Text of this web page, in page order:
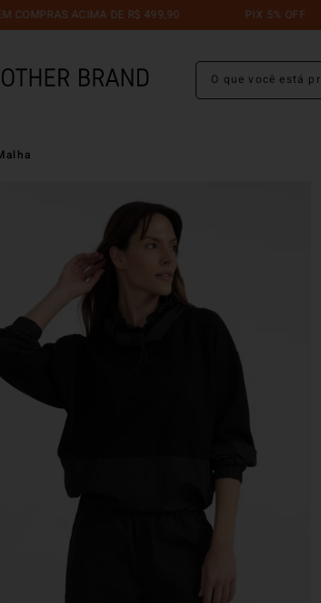
ACIMA DE R$ 499,90 PIX 5% OFF
O que você está